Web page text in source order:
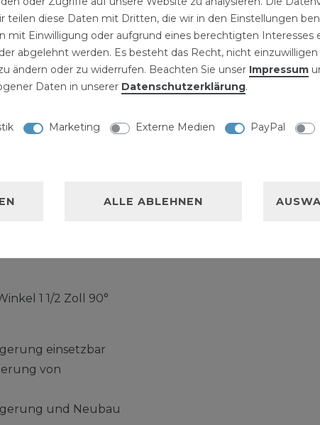
2 Zoll 90 Grad
und können
eingesetzt
für
für die
in der
zur
Formstücke
Erweiterung eines
werden.
1 1/2 Zoll 90°
einsetzbar
von
und Neubau
teilen diese Daten mit Dritten, die wir in den Einstellungen
mit Einwilligung oder aufgrund eines berechtigten Interesses
abgelehnt werden. Es besteht das Recht, nicht
ändern oder zu widerrufen. Beachten Sie unser Impressum
Daten in unserer Daten­schutz­erklärung.
Marketing Externe Medien PayPal
ALLE ABLEHNEN